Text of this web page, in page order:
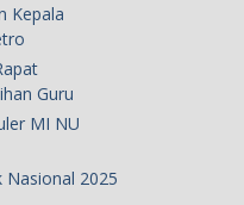
Kepala
Guru
MI NU
Nasional 2025